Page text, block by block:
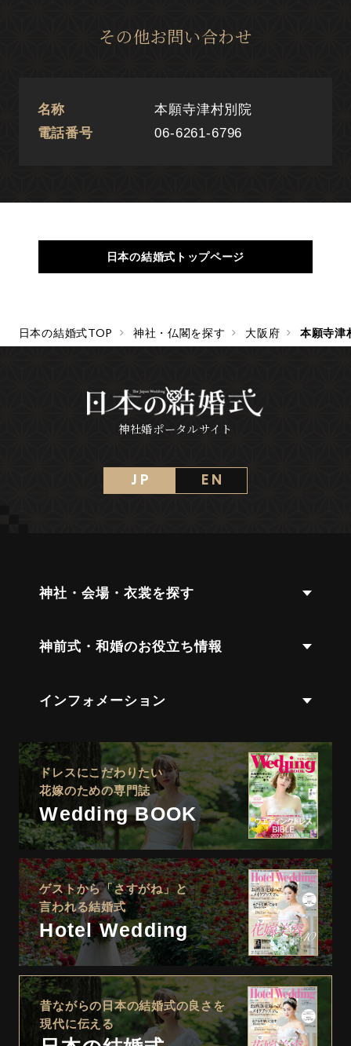
日本の結婚式TOP 神社・仏閣を探す 大阪府 本願寺津
その他お問い合わせ
名称
本願寺津村別院
電話番号
06-6261-6796
日本の結婚式トップページ
神社婚ポータルサイト
J P E N
神社・会場・衣裳を探す
神前式・和婚のお役立ち情報
インフォメーション
ドレスにこだわりたい
花嫁のための専門誌
Wedding BOOK
ゲストから「さすがね」と
言われる結婚式
Hotel Wedding
昔ながらの日本の結婚式の良さを
現代に伝える